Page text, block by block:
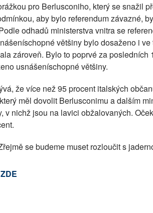
pro Berlusconiho, který se snažil
aby bylo referendum závazné,
odhadů ministerstva vnitra se
většiny bylo dosaženo i ve
zároveň. Bylo to poprvé za posledních
usnášeníschopné většiny.
že více než 95 procent italských
měl dovolit Berlusconimu a dalším
v nichž jsou na lavici obžalovaných.
se budeme muset rozloučit s
ZDE